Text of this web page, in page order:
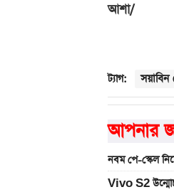
আশা/
ট্যাগ:
আপনার
নবম পে-স্কেল
Vivo S2